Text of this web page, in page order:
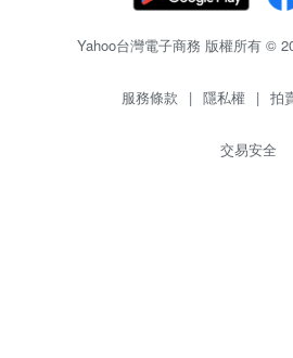
Yahoo台灣電子商務 版權所有 ©
服務條款 | 隱私權 | 拍
交易安全